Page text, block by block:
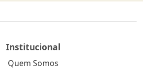
Institucional
Quem Somos